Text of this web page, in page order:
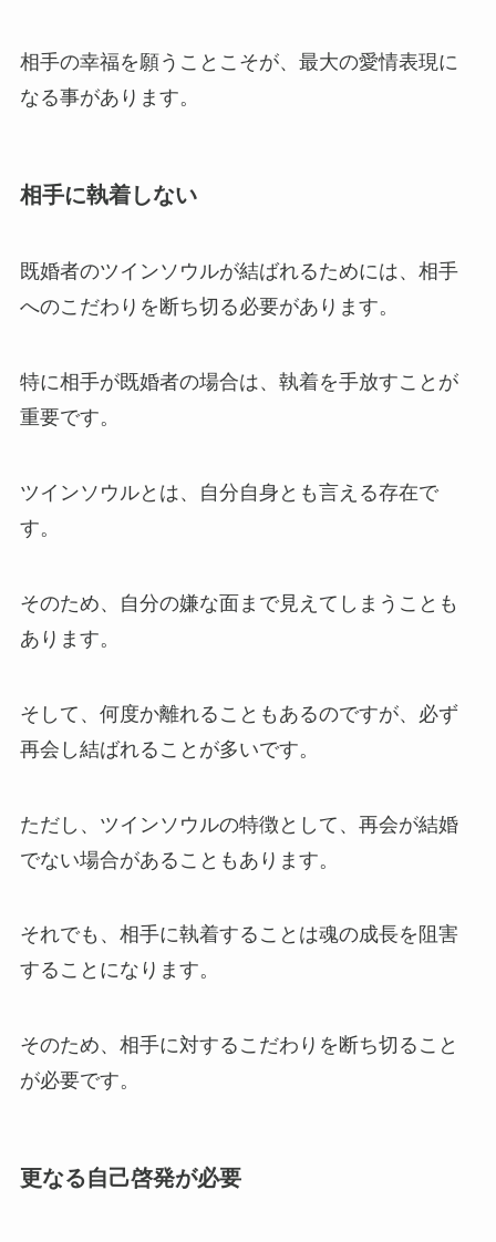
相手の幸福を願うことこそが、最大の愛情表現に
なる事があります。
相手に執着しない
既婚者のツインソウルが結ばれるためには、相手
へのこだわりを断ち切る必要があります。
特に相手が既婚者の場合は、執着を手放すことが
重要です。
ツインソウルとは、自分自身とも言える存在で
す。
そのため、自分の嫌な面まで見えてしまうことも
あります。
そして、何度か離れることもあるのですが、必ず
再会し結ばれることが多いです。
ただし、ツインソウルの特徴として、再会が結婚
でない場合があることもあります。
それでも、相手に執着することは魂の成長を阻害
することになります。
そのため、相手に対するこだわりを断ち切ること
が必要です。
更なる自己啓発が必要